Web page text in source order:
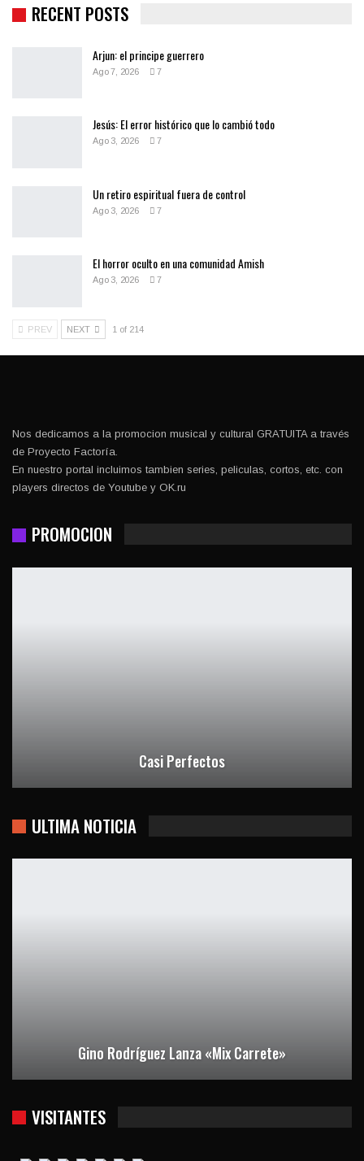
RECENT POSTS
Arjun: el principe guerrero
Ago 7, 2026 7
Jesús: El error histórico que lo cambió todo
Ago 3, 2026 7
Un retiro espiritual fuera de control
Ago 3, 2026 7
El horror oculto en una comunidad Amish
Ago 3, 2026 7
PREV NEXT 1 of 214
Nos dedicamos a la promocion musical y cultural GRATUITA a través
de Proyecto Factoría.
En nuestro portal incluimos tambien series, peliculas, cortos, etc. con
players directos de Youtube y OK.ru
PROMOCION
Casi Perfectos
ULTIMA NOTICIA
Gino Rodríguez Lanza «Mix Carrete»
VISITANTES